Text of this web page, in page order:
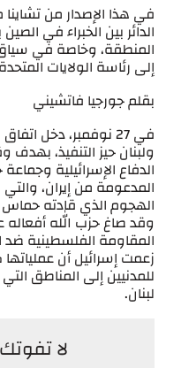
في هذا الإصدار من
الدائر بين الخبراء في
المنطقة، وخاصة في
إلى رئاسة الولايات
بقلم جورجيا فاتشيني
في 27 نوفمبر، دخل
ولبنان حيز التنفيذ،
الدفاع الإسرائيلية
المدعومة من إيران، والتي
وقد صاغ حزب الله أفعاله
المقاومة الفلسطينية ضد
زعمت إسرائيل أن
للمدنيين إلى المناطق
لبنان.
لا